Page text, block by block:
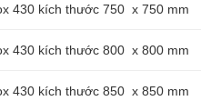
430 kích thước 750 x 750 mm
430 kích thước 800 x 800 mm
430 kích thước 850 x 850 mm